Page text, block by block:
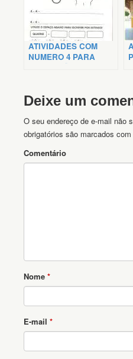
ATIVIDADES COM
NUMERO 4 PARA
Deixe um
O seu endereço de e-mail não
obrigatórios são marcados com
Comentário
Nome *
E-mail *